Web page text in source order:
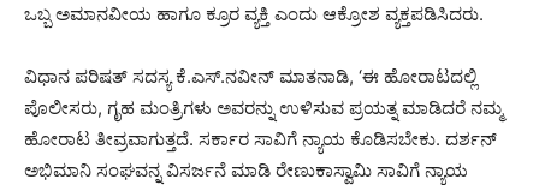
ಒಬ್ಬ ಅಮಾನವೀಯ ಹಾಗೂ ಕ್ರೂರ ವ್ಯಕ್ತಿ ಎಂದು ಆಕ್ರೋಶ ವ್ಯಕ್ತಪಡಿಸಿದರು.
ವಿಧಾನ ಪರಿಷತ್ ಸದಸ್ಯ ಕೆ.ಎಸ್.ನವೀನ್ ಮಾತನಾಡಿ, ‘ಈ ಹೋರಾಟದಲ್ಲಿ
ಪೊಲೀಸರು, ಗೃಹ ಮಂತ್ರಿಗಳು ಅವರನ್ನು ಉಳಿಸುವ ಪ್ರಯತ್ನ ಮಾಡಿದರೆ ನಮ್ಮ
ಹೋರಾಟ ತೀವ್ರವಾಗುತ್ತದೆ. ಸರ್ಕಾರ ಸಾವಿಗೆ ನ್ಯಾಯ ಕೊಡಿಸಬೇಕು. ದರ್ಶನ್
ಅಭಿಮಾನಿ ಸಂಘವನ್ನ ವಿಸರ್ಜನೆ ಮಾಡಿ ರೇಣುಕಾಸ್ವಾಮಿ ಸಾವಿಗೆ ನ್ಯಾಯ